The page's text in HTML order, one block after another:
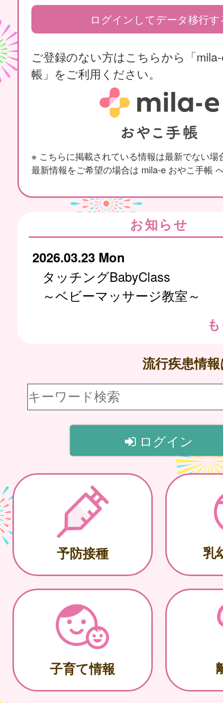
ログインしてデータ移行す
ご登録のない方はこちらから「
帳」をご利用ください。
※ こちらに掲載されている情報は最新でない場
最新情報をご希望の場合は mila-e おやこ手帳
お知らせ
2026.03.23 Mon
タッチングBabyClass
～ベビーマッサージ教室～
流行疾患情
ログイン
予防接種 乳
子育て情報